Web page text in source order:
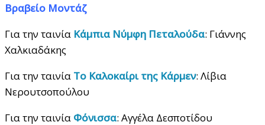
Βραβείο Μοντάζ
Για την ταινία Κάμπια Νύμφη Πεταλούδα: Γιάννης
Χαλκιαδάκης
Για την ταινία Το Καλοκαίρι της Κάρμεν: Λίβια
Νερουτσοπούλου
Για την ταινία Φόνισσα: Αγγέλα Δεσποτίδου